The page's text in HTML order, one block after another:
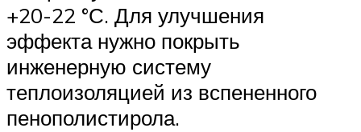
+20-22 °С. Для улучшения
эффекта нужно покрыть
инженерную систему
теплоизоляцией из вспененного
пенополистирола.